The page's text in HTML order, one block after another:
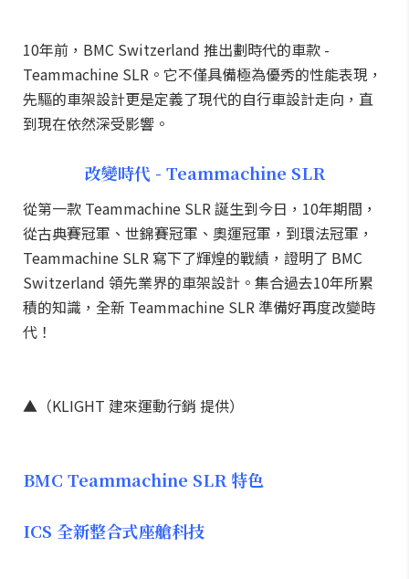
10年前，BMC Switzerland 推出劃時代的車款 -
Teammachine SLR。它不僅具備極為優秀的性能表現，
先驅的車架設計更是定義了現代的自行車設計走向，直
到現在依然深受影響。
改變時代 - Teammachine SLR
從第一款 Teammachine SLR 誕生到今日，10年期間，
從古典賽冠軍、世錦賽冠軍、奧運冠軍，到環法冠軍，
Teammachine SLR 寫下了輝煌的戰績，證明了 BMC
Switzerland 領先業界的車架設計。集合過去10年所累
積的知識，全新 Teammachine SLR 準備好再度改變時
代！
▲（KLIGHT 建來運動行銷 提供）
BMC Teammachine SLR 特色
ICS 全新整合式座艙科技